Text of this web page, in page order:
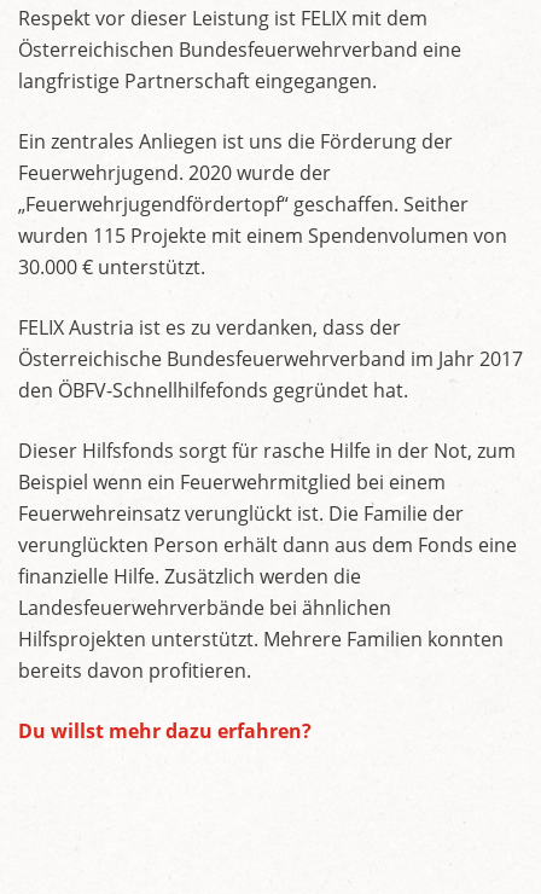
Respekt vor dieser Leistung ist FELIX mit dem
Österreichischen Bundesfeuerwehrverband eine
langfristige Partnerschaft eingegangen.
Ein zentrales Anliegen ist uns die Förderung der
Feuerwehrjugend. 2020 wurde der
„Feuerwehrjugendfördertopf“ geschaffen. Seither
wurden 115 Projekte mit einem Spendenvolumen von
30.000 € unterstützt.
FELIX Austria ist es zu verdanken, dass der
Österreichische Bundesfeuerwehrverband im Jahr 2017
den ÖBFV-Schnellhilfefonds gegründet hat.
Dieser Hilfsfonds sorgt für rasche Hilfe in der Not, zum
Beispiel wenn ein Feuerwehrmitglied bei einem
Feuerwehreinsatz verunglückt ist. Die Familie der
verunglückten Person erhält dann aus dem Fonds eine
finanzielle Hilfe. Zusätzlich werden die
Landesfeuerwehrverbände bei ähnlichen
Hilfsprojekten unterstützt. Mehrere Familien konnten
bereits davon profitieren.
Du willst mehr dazu erfahren?